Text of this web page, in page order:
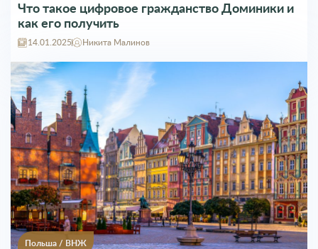
Что такое цифровое гражданство Доминики и
как его получить
14.01.2025 Никита Малинов
Польша / ВНЖ